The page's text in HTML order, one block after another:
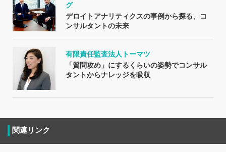
グ
デロイトアナリティクスの事例から探る、コ
ンサルタントの未来
有限責任監査法人トーマツ
「質問攻め」にするくらいの姿勢でコンサル
タントからナレッジを吸収
関連リンク